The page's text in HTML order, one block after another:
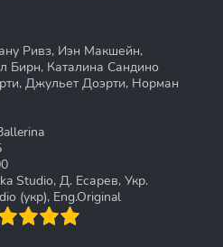
Ривз, Иэн Макшейн,
Бирн, Каталина Сандино
Джульет Доэрти, Норман
Studio, Д. Есарев, Укр.
(укр), Eng.Original